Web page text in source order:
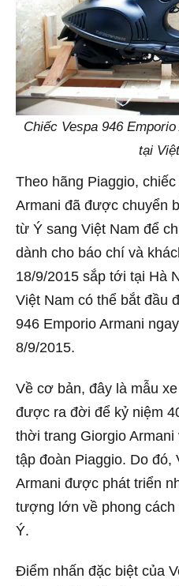
Chiếc Vespa 946
tại
Theo hãng Piaggio,
Armani đã được chuyển
từ Ý sang Việt Nam để
dành cho báo chí và
18/9/2015 sắp tới tại Hà
Việt Nam có thể bắt đầu
946 Emporio Armani
8/9/2015.
Về cơ bản, đây là mẫu
được ra đời để kỷ niệm
thời trang Giorgio
tập đoàn Piaggio. Do đó,
Armani được phát triển
tượng lớn về phong
Ý.
Điểm nhấn đặc biệt của